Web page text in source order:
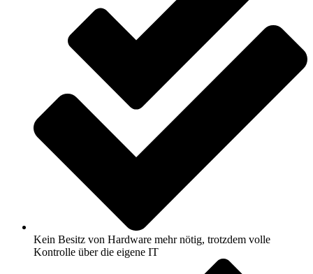
Kein Besitz von Hardware mehr nötig, trotzdem volle
Kontrolle über die eigene IT